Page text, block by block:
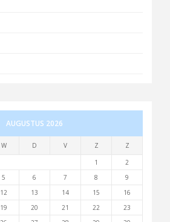
AUGUSTUS 2026
W D V Z
Z
1
2
5 6 7 8
9
12 13 14 15
16
19 20 21 22
23